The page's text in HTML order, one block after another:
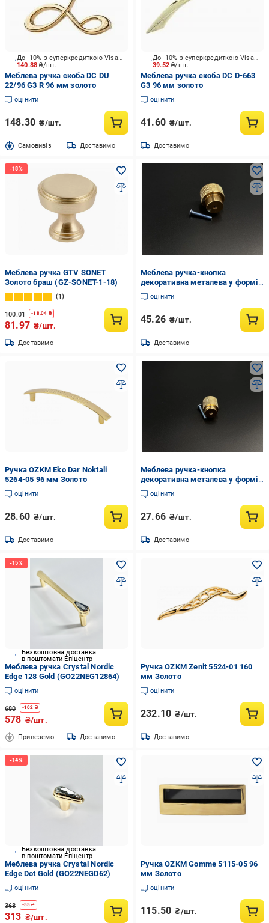
140.88₴/шт.
До -10% з суперкредиткою Visa Вигода
Меблева ручка скоба DC DU
22/96 G3 R 96 мм золото
оцінити
148.30 ₴/шт.
Cамовивіз Доставимо
39.52₴/шт.
До -10% з суперкредиткою Visa Вигода
Меблева ручка скоба DC D-663
G3 96 мм золото
оцінити
41.60 ₴/шт.
Доставимо
Меблева ручка GTV SONET
Золото браш (GZ-SONET-1-18)
1
100.01 -18.04 ₴
81.97 ₴/шт.
Доставимо
Меблева ручка-кнопка
декоративна металева у формі
бочки 26х25 мм Золотистий (M-
905)
оцінити
45.26 ₴/шт.
Доставимо
Ручка OZKM Eko Dar Noktali
5264-05 96 мм Золото
оцінити
28.60 ₴/шт.
Доставимо
Меблева ручка-кнопка
декоративна металева у формі
бочки 25х20 мм Золотистий (M-
904)
оцінити
27.66 ₴/шт.
Доставимо
Безкоштовна доставка
в поштомати Епіцентр
Меблева ручка Crystal Nordic
Edge 128 Gold (GO22NEG12864)
оцінити
680 -102 ₴
578 ₴/шт.
Привеземо Доставимо
Ручка OZKM Zenit 5524-01 160
мм Золото
оцінити
232.10 ₴/шт.
Доставимо
Безкоштовна доставка
в поштомати Епіцентр
Меблева ручка Crystal Nordic
Edge Dot Gold (GO22NEGD62)
оцінити
368 -55 ₴
313 ₴/шт.
Ручка OZKM Gomme 5115-05 96
мм Золото
оцінити
115.50 ₴/шт.